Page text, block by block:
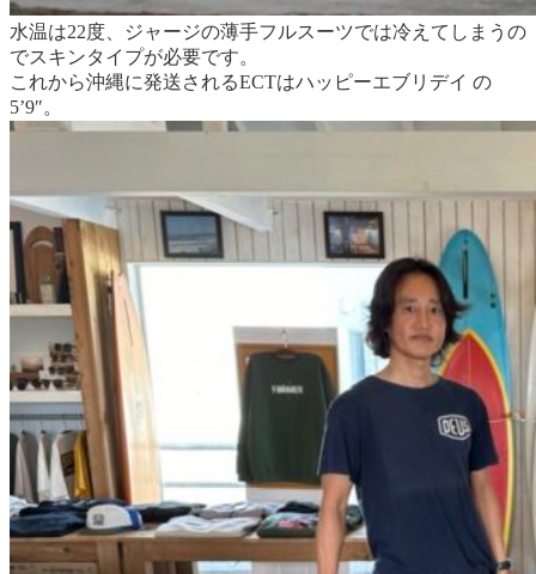
水温は22度、ジャージの薄手フルスーツでは冷えてしまうの
でスキンタイプが必要です。
これから沖縄に発送されるECTはハッピーエブリデイ の
5’9″。